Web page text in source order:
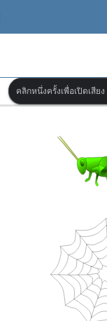
คลิกหนึ่งครั้งเพื่อเปิดเสีย